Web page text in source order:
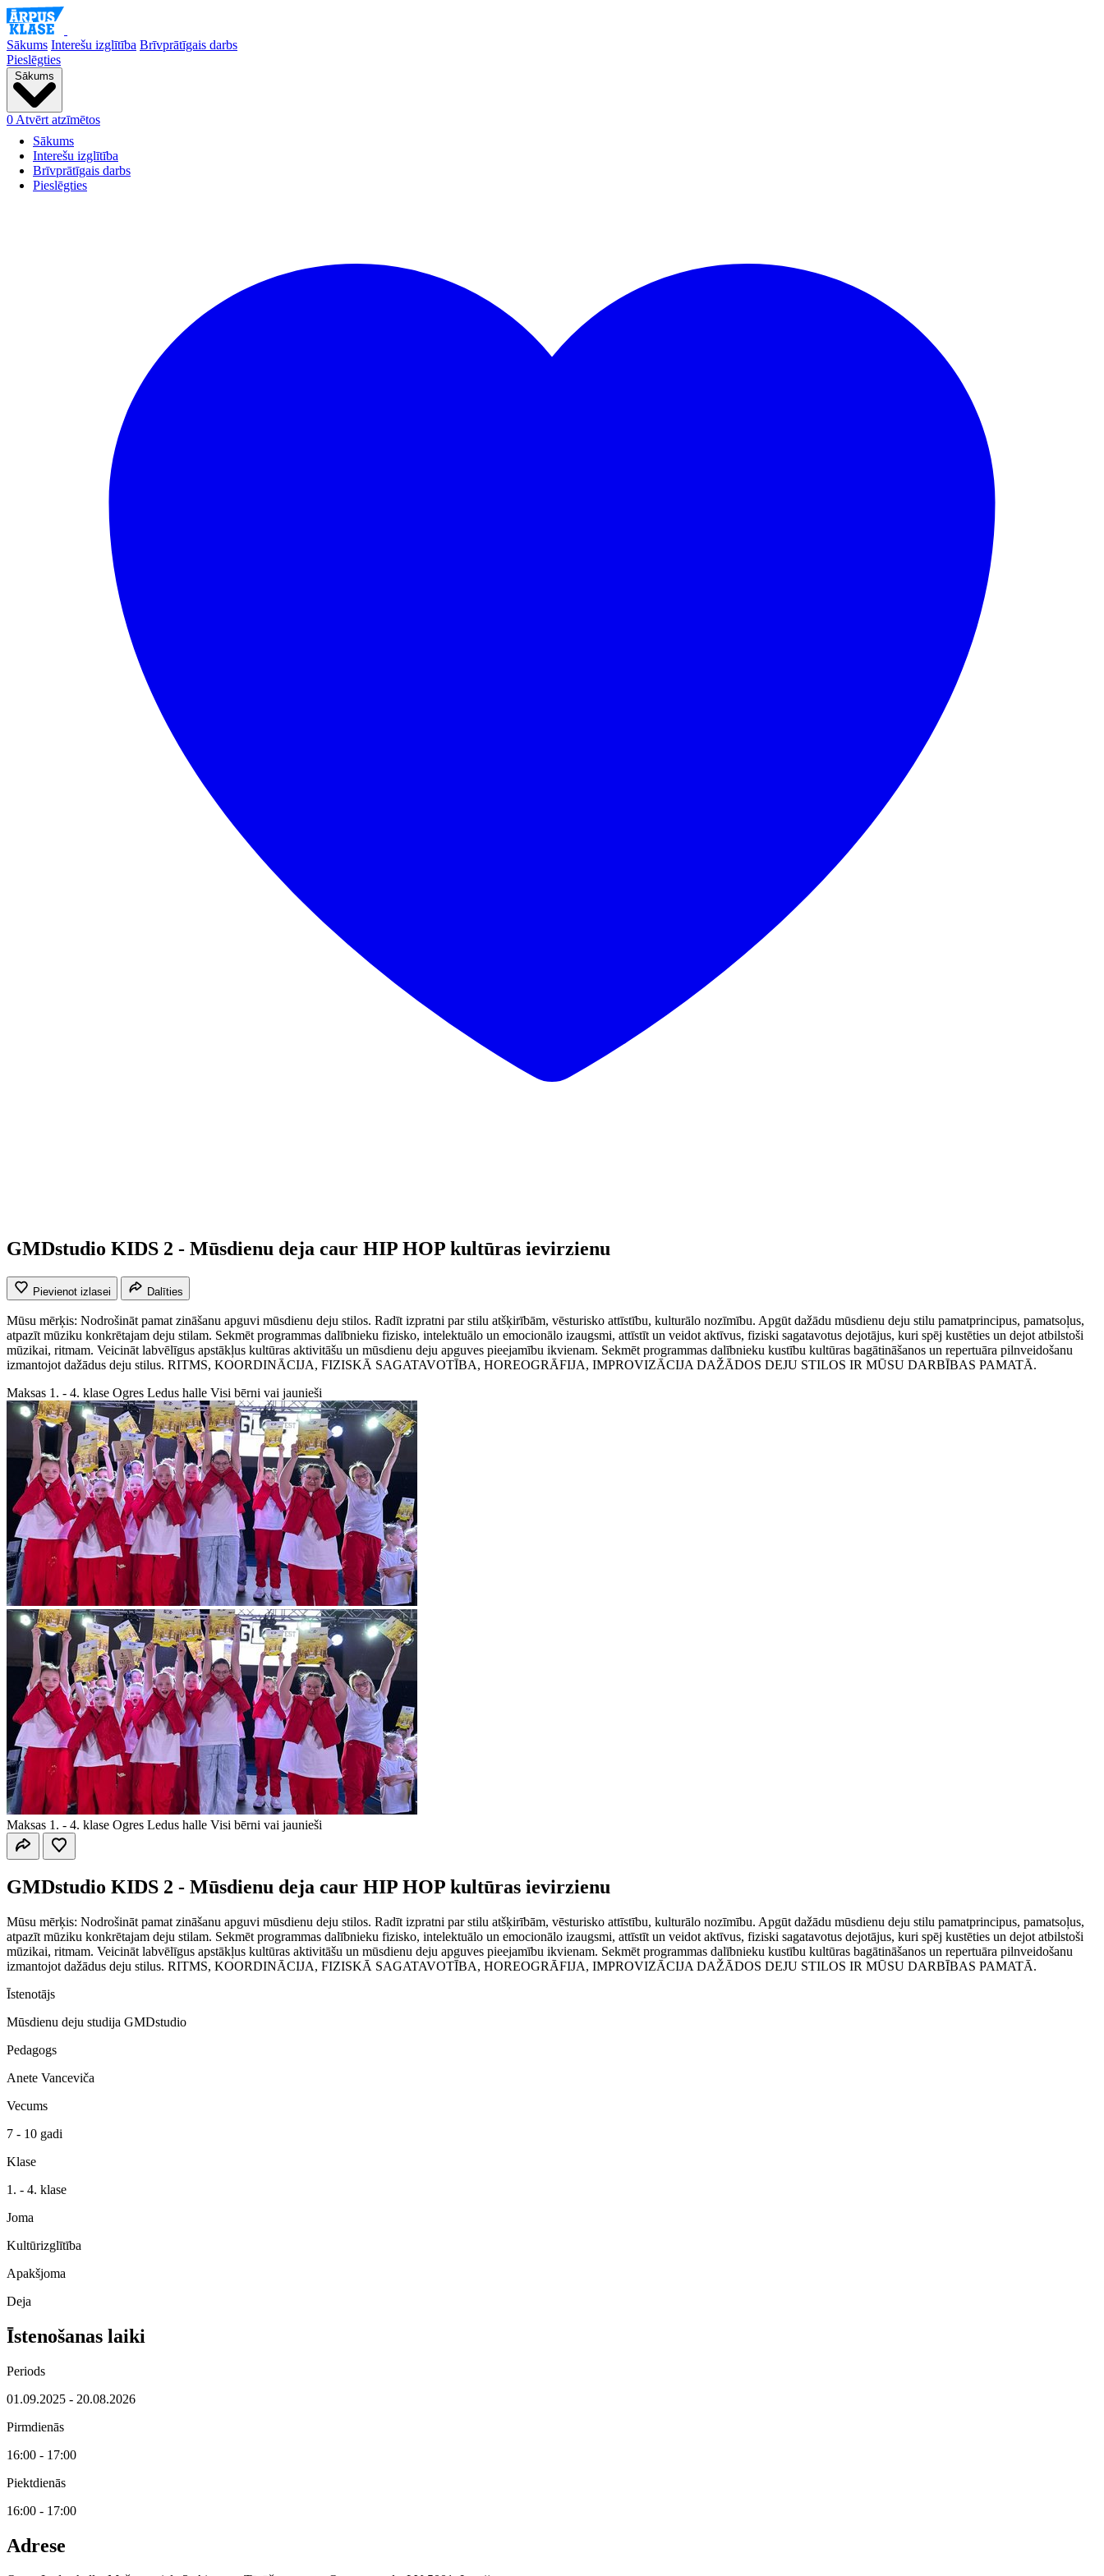
Sākums Interešu izglītība Brīvprātīgais darbs
Pieslēgties
Sākums
Sākums
Interešu izglītība
Brīvprātīgais darbs
Pieslēgties
0 Atvērt atzīmētos
GMDstudio KIDS 2 - Mūsdienu deja caur HIP HOP kultūras ievirzienu
Pievienot izlasei Dalīties
Mūsu mērķis: Nodrošināt pamat zināšanu apguvi mūsdienu deju stilos. Radīt izpratni par stilu atšķirībām, vēsturisko attīstību, kulturālo nozīmību. Apgūt dažādu mūsdienu deju stilu pamatprincipus, pamatsoļus,
atpazīt mūziku konkrētajam deju stilam. Sekmēt programmas dalībnieku fizisko, intelektuālo un emocionālo izaugsmi, attīstīt un veidot aktīvus, fiziski sagatavotus dejotājus, kuri spēj kustēties un dejot atbilstoši
mūzikai, ritmam. Veicināt labvēlīgus apstākļus kultūras aktivitāšu un mūsdienu deju apguves pieejamību ikvienam. Sekmēt programmas dalībnieku kustību kultūras bagātināšanos un repertuāra pilnveidošanu
izmantojot dažādus deju stilus. RITMS, KOORDINĀCIJA, FIZISKĀ SAGATAVOTĪBA, HOREOGRĀFIJA, IMPROVIZĀCIJA DAŽĀDOS DEJU STILOS IR MŪSU DARBĪBAS PAMATĀ.
Maksas 1. - 4. klase Ogres Ledus halle Visi bērni vai jaunieši
Maksas 1. - 4. klase Ogres Ledus halle Visi bērni vai jaunieši
GMDstudio KIDS 2 - Mūsdienu deja caur HIP HOP kultūras ievirzienu
Mūsu mērķis: Nodrošināt pamat zināšanu apguvi mūsdienu deju stilos. Radīt izpratni par stilu atšķirībām, vēsturisko attīstību, kulturālo nozīmību. Apgūt dažādu mūsdienu deju stilu pamatprincipus, pamatsoļus,
atpazīt mūziku konkrētajam deju stilam. Sekmēt programmas dalībnieku fizisko, intelektuālo un emocionālo izaugsmi, attīstīt un veidot aktīvus, fiziski sagatavotus dejotājus, kuri spēj kustēties un dejot atbilstoši
mūzikai, ritmam. Veicināt labvēlīgus apstākļus kultūras aktivitāšu un mūsdienu deju apguves pieejamību ikvienam. Sekmēt programmas dalībnieku kustību kultūras bagātināšanos un repertuāra pilnveidošanu
izmantojot dažādus deju stilus. RITMS, KOORDINĀCIJA, FIZISKĀ SAGATAVOTĪBA, HOREOGRĀFIJA, IMPROVIZĀCIJA DAŽĀDOS DEJU STILOS IR MŪSU DARBĪBAS PAMATĀ.
Īstenotājs
Mūsdienu deju studija GMDstudio
Pedagogs
Anete Vanceviča
Vecums
7 - 10 gadi
Klase
1. - 4. klase
Joma
Kultūrizglītība
Apakšjoma
Deja
Īstenošanas laiki
Periods
01.09.2025 - 20.08.2026
Pirmdienās
16:00 - 17:00
Piektdienās
16:00 - 17:00
Adrese